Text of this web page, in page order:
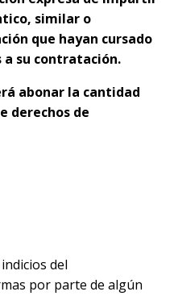
similar o
que hayan cursado
a su contratación.
abonar la cantidad
derechos de
del
por parte de algún